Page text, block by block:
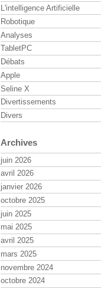
L'intelligence Artificielle
Robotique
Analyses
TabletPC
Débats
Apple
Seline X
Divertissements
Divers
Archives
juin 2026
avril 2026
janvier 2026
octobre 2025
juin 2025
mai 2025
avril 2025
mars 2025
novembre 2024
octobre 2024